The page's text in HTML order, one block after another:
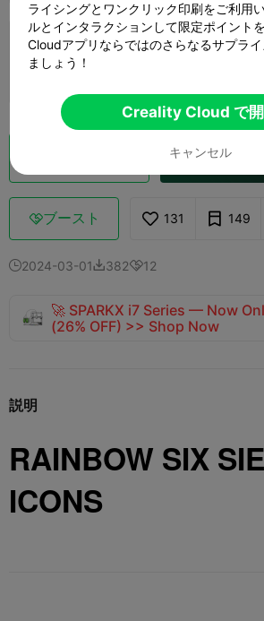
0.2mm layer, 2 walls,
Creality
ブースト 131 149
2024-03-0138212
🚀 SPARKX i7 Series — Now
(26% OFF) >> Shop Now
説明
RAINBOW SIX
ICONS
ライシングとワンクリック印刷をご利用
ルとインタラクションして限定ポイント
Cloudアプリならではのさらなるサプラ
ましょう！
Creality Cloud で開
キャンセル